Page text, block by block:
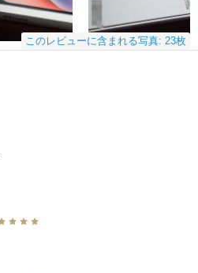
このレビューに含まれる写真: 23枚